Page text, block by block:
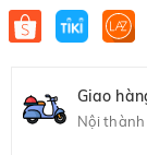
Giao
Nội thành